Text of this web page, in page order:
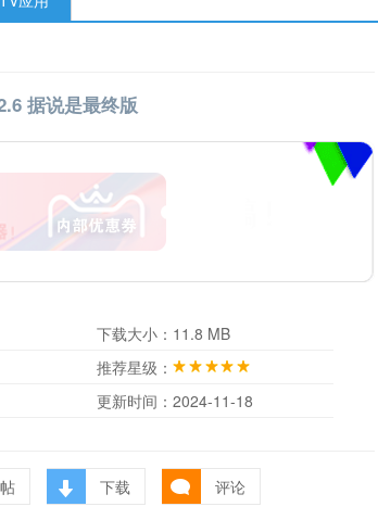
据说是最终版
下载大小： 11.8 MB
推荐星级：
更新时间： 2024-11-18
下载 评论